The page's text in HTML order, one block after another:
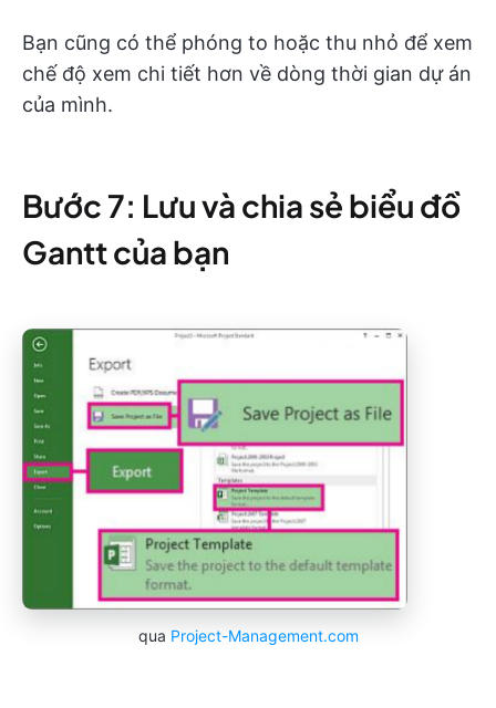
Bạn cũng có thể phóng to hoặc thu nhỏ để xem
chế độ xem chi tiết hơn về dòng thời gian dự án
của mình.
Bước 7: Lưu và chia sẻ biểu đồ
Gantt của bạn
qua Project-Management.com